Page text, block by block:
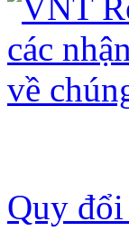
Quy